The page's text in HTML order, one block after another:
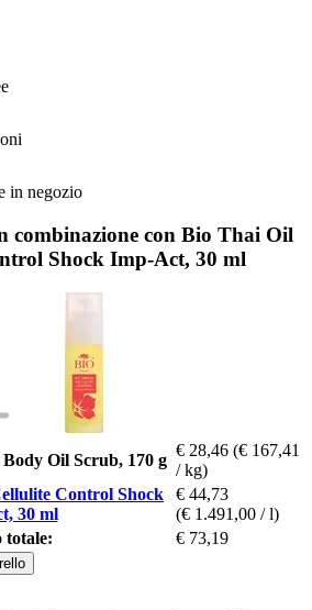
in negozio
combinazione con Bio Thai Oil
Shock Imp-Act, 30 ml
Oil Scrub, 170 g
€ 28,46 (€ 167,41
/ kg)
Control Shock
30 ml
€ 44,73
(€ 1.491,00 / l)
totale:
€ 73,19